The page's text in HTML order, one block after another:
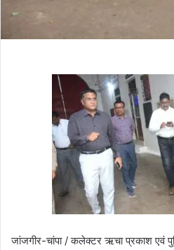
जांजगीर-चांपा / कलेक्टर ऋचा प्रकाश एवं